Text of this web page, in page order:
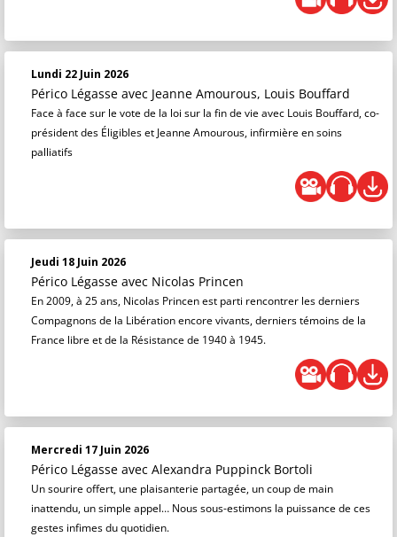
Lundi 22 Juin 2026
Périco Légasse avec Jeanne Amourous, Louis Bouffard
Face à face sur le vote de la loi sur la fin de vie avec Louis Bouffard, co-
président des Éligibles et Jeanne Amourous, infirmière en soins
palliatifs
Jeudi 18 Juin 2026
Périco Légasse avec Nicolas Princen
En 2009, à 25 ans, Nicolas Princen est parti rencontrer les derniers
Compagnons de la Libération encore vivants, derniers témoins de la
France libre et de la Résistance de 1940 à 1945.
Mercredi 17 Juin 2026
Périco Légasse avec Alexandra Puppinck Bortoli
Un sourire offert, une plaisanterie partagée, un coup de main
inattendu, un simple appel… Nous sous-estimons la puissance de ces
gestes infimes du quotidien.